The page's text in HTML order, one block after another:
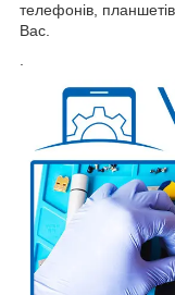
телефонів,
Вас.